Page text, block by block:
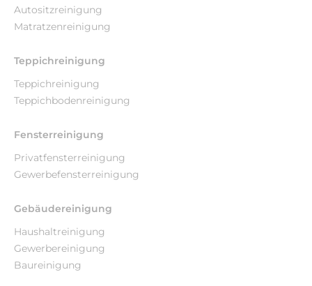
Autositzreinigung
Matratzenreinigung
Teppichreinigung
Teppichreinigung
Teppichbodenreinigung
Fensterreinigung
Privatfensterreinigung
Gewerbefensterreinigung
Gebäudereinigung
Haushaltreinigung
Gewerbereinigung
Baureinigung